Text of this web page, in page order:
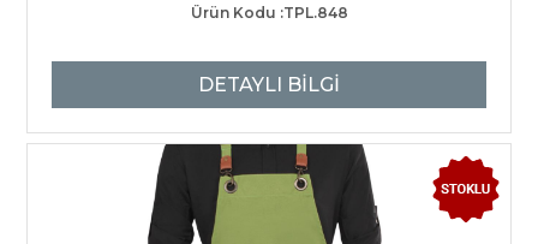
Ürün Kodu :TPL.848
DETAYLI BİLGİ